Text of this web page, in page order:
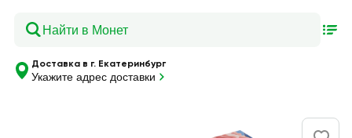
Доставка в г. Екатеринбург
Укажите адрес доставки